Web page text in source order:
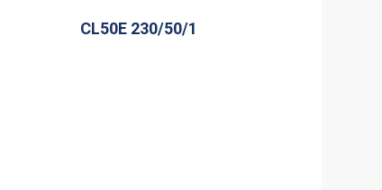
CL50E 230/50/1